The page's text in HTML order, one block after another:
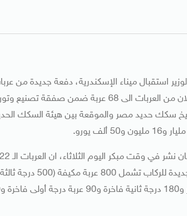
سكك حديد مصر والموقعة بين هيئة السكك
ألف يورو.
صفقة الـ 1300